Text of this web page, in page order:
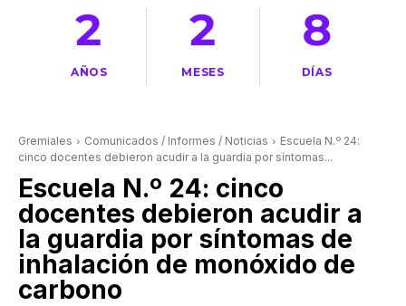
2
AÑOS
2
MESES
8
DÍAS
Gremiales Comunicados / Informes / Noticias
Escuela N.º 24:
cinco docentes debieron acudir a la guardia por síntomas...
Escuela N.º 24: cinco
docentes debieron acudir a
la guardia por síntomas de
inhalación de monóxido de
carbono